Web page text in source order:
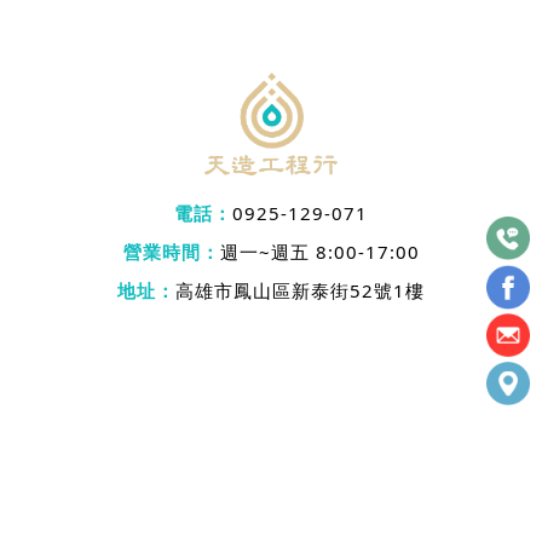
電話： 0925-129-071
營業時間： 週一~週五 8:00-17:00
地址： 高雄市鳳山區新泰街52號1樓